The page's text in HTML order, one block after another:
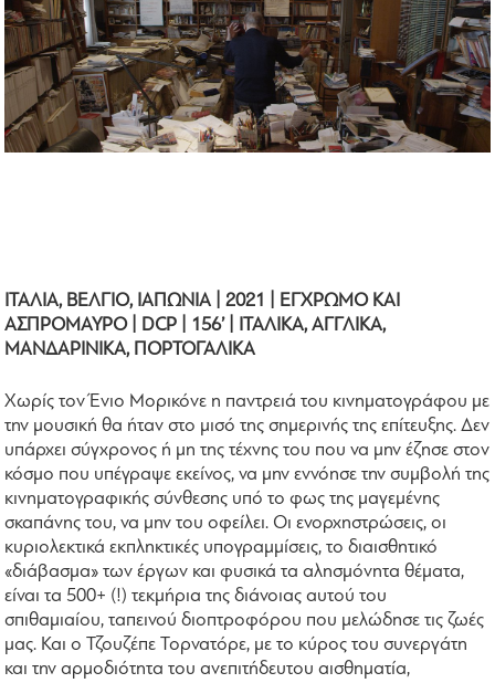
ΙΤΑΛΙΑ, ΒΕΛΓΙΟ, ΙΑΠΩΝΙΑ | 2021 | ΕΓΧΡΩΜΟ ΚΑΙ
ΑΣΠΡΟΜΑΥΡΟ | DCP | 156’ | ΙΤΑΛΙΚΑ, ΑΓΓΛΙΚΑ,
ΜΑΝΔΑΡΙΝΙΚΑ, ΠΟΡΤΟΓΑΛΙΚΑ
Χωρίς τον Ένιο Μορικόνε η παντρειά του κινηματογράφου με
την μουσική θα ήταν στο μισό της σημερινής της επίτευξης. Δεν
υπάρχει σύγχρονος ή μη της τέχνης του που να μην έζησε στον
κόσμο που υπέγραψε εκείνος, να μην εννόησε την συμβολή της
κινηματογραφικής σύνθεσης υπό το φως της μαγεμένης
σκαπάνης του, να μην του οφείλει. Οι ενορχηστρώσεις, οι
κυριολεκτικά εκπληκτικές υπογραμμίσεις, το διαισθητικό
«διάβασμα» των έργων και φυσικά τα αλησμόνητα θέματα,
είναι τα 500+ (!) τεκμήρια της διάνοιας αυτού του
σπιθαμιαίου, ταπεινού διοπτροφόρου που μελώδησε τις ζωές
μας. Και ο Τζουζέπε Τορνατόρε, με το κύρος του συνεργάτη
και την αρμοδιότητα του ανεπιτήδευτου αισθηματία,